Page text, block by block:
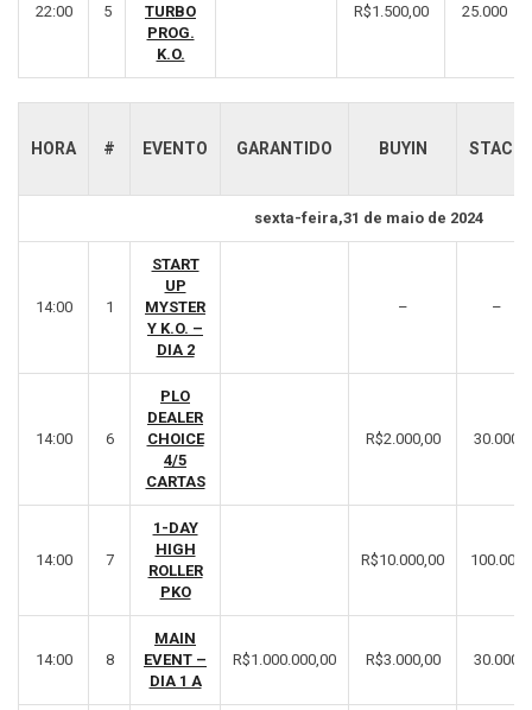
22:00 5
TURBO
PROG.
K.O.
R$1.500,00 25.000
HORA # EVENTO GARANTIDO BUYIN STACK
sexta-feira,31 de maio de 2024
14:00 1
START
UP
MYSTER
Y K.O. –
DIA 2
– –
14:00 6
PLO
DEALER
CHOICE
4/5
CARTAS
R$2.000,00 30.000
14:00 7
1-DAY
HIGH
ROLLER
PKO
R$10.000,00 100.000
14:00 8
MAIN
EVENT –
DIA 1 A
R$1.000.000,00 R$3.000,00 30.000